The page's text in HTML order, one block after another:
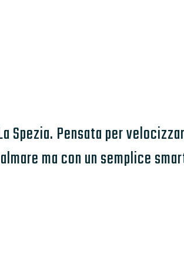
Spezia. Pensata per
ma con un semplice